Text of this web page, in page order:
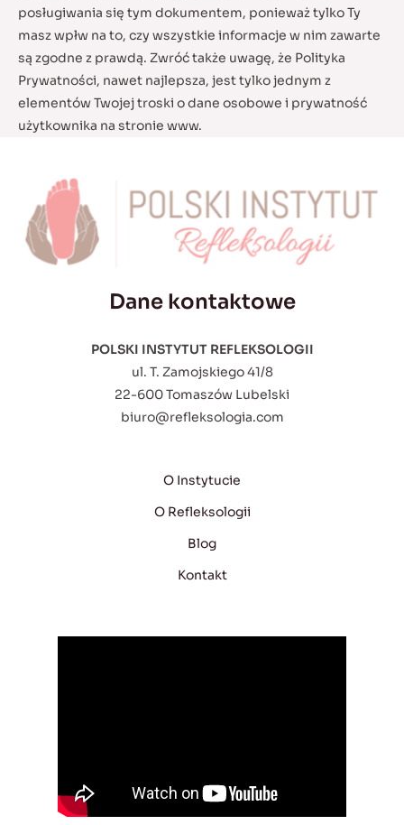
posługiwania się tym dokumentem, ponieważ tylko Ty
masz wpłw na to, czy wszystkie informacje w nim zawarte
są zgodne z prawdą. Zwróć także uwagę, że Polityka
Prywatności, nawet najlepsza, jest tylko jednym z
elementów Twojej troski o dane osobowe i prywatność
użytkownika na stronie www.
Dane kontaktowe
POLSKI INSTYTUT REFLEKSOLOGII
ul. T. Zamojskiego 41/8
22-600 Tomaszów Lubelski
biuro@refleksologia.com
O Instytucie
O Refleksologii
Blog
Kontakt